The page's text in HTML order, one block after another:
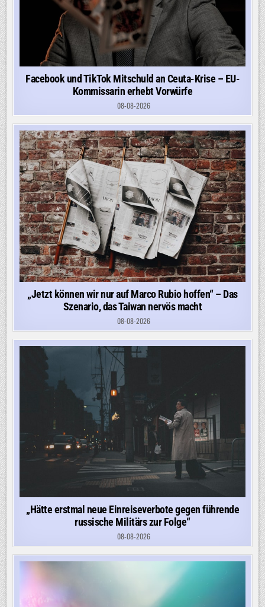
Facebook und TikTok Mitschuld an Ceuta-Krise – EU-
Kommissarin erhebt Vorwürfe
08-08-2026
„Jetzt können wir nur auf Marco Rubio hoffen“ – Das
Szenario, das Taiwan nervös macht
08-08-2026
„Hätte erstmal neue Einreiseverbote gegen führende
russische Militärs zur Folge“
08-08-2026